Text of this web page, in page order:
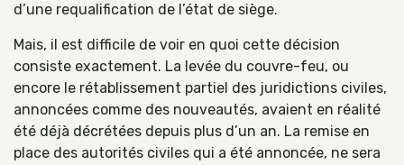
d’une requalification de l’état de siège.
Mais, il est difficile de voir en quoi cette décision
consiste exactement. La levée du couvre-feu, ou
encore le rétablissement partiel des juridictions civiles,
annoncées comme des nouveautés, avaient en réalité
été déjà décrétées depuis plus d’un an. La remise en
place des autorités civiles qui a été annoncée, ne sera